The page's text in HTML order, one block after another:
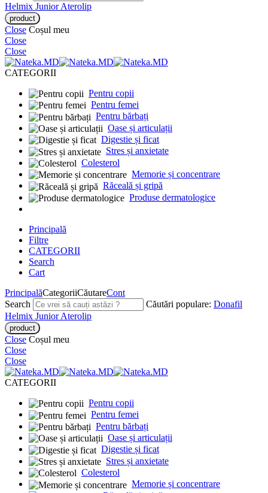
Helmix JuniorAterolip
Close Coșul meu
Close
Close
CATEGORII
Pentru copii
Pentru femei
Pentru bărbați
Oase și articulații
Digestie și ficat
Stres și anxietate
Colesterol
Memorie și concentrare
Răceală și gripă
Produse dermatologice
Principală
Filtre
CATEGORII
Search
Cart
PrincipalăCategoriiCăutareCont
Search
Căutări populare: Donafil
Helmix JuniorAterolip
Close Coșul meu
Close
Close
CATEGORII
Pentru copii
Pentru femei
Pentru bărbați
Oase și articulații
Digestie și ficat
Stres și anxietate
Colesterol
Memorie și concentrare